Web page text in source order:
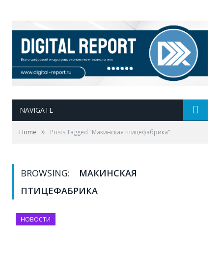
NAVIGATE
Home » Posts Tagged "Макинская птицефабрика"
BROWSING:
МАКИНСКАЯ
ПТИЦЕФАБРИКА
НОВОСТИ